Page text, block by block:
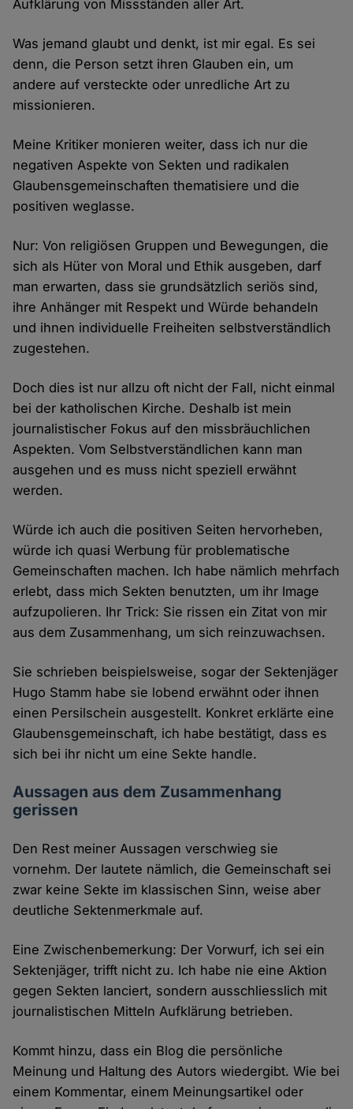
Aufklärung von Missständen aller Art.
Was jemand glaubt und denkt, ist mir egal. Es sei
denn, die Person setzt ihren Glauben ein, um
andere auf versteckte oder unredliche Art zu
missionieren.
Meine Kritiker monieren weiter, dass ich nur die
negativen Aspekte von Sekten und radikalen
Glaubensgemeinschaften thematisiere und die
positiven weglasse.
Nur: Von religiösen Gruppen und Bewegungen, die
sich als Hüter von Moral und Ethik ausgeben, darf
man erwarten, dass sie grundsätzlich seriös sind,
ihre Anhänger mit Respekt und Würde behandeln
und ihnen individuelle Freiheiten selbstverständlich
zugestehen.
Doch dies ist nur allzu oft nicht der Fall, nicht einmal
bei der katholischen Kirche. Deshalb ist mein
journalistischer Fokus auf den missbräuchlichen
Aspekten. Vom Selbstverständlichen kann man
ausgehen und es muss nicht speziell erwähnt
werden.
Würde ich auch die positiven Seiten hervorheben,
würde ich quasi Werbung für problematische
Gemeinschaften machen. Ich habe nämlich mehrfach
erlebt, dass mich Sekten benutzten, um ihr Image
aufzupolieren. Ihr Trick: Sie rissen ein Zitat von mir
aus dem Zusammenhang, um sich reinzuwachsen.
Sie schrieben beispielsweise, sogar der Sektenjäger
Hugo Stamm habe sie lobend erwähnt oder ihnen
einen Persilschein ausgestellt. Konkret erklärte eine
Glaubensgemeinschaft, ich habe bestätigt, dass es
sich bei ihr nicht um eine Sekte handle.
Aussagen aus dem Zusammenhang
gerissen
Den Rest meiner Aussagen verschwieg sie
vornehm. Der lautete nämlich, die Gemeinschaft sei
zwar keine Sekte im klassischen Sinn, weise aber
deutliche Sektenmerkmale auf.
Eine Zwischenbemerkung: Der Vorwurf, ich sei ein
Sektenjäger, trifft nicht zu. Ich habe nie eine Aktion
gegen Sekten lanciert, sondern ausschliesslich mit
journalistischen Mitteln Aufklärung betrieben.
Kommt hinzu, dass ein Blog die persönliche
Meinung und Haltung des Autors wiedergibt. Wie bei
einem Kommentar, einem Meinungsartikel oder